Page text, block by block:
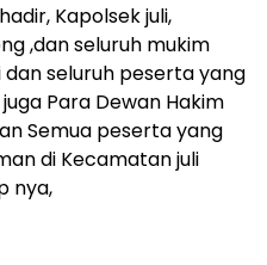
Kapolsek juli,
,dan seluruh mukim
seluruh peserta yang
Para Dewan Hakim
Semua peserta yang
di Kecamatan juli
nya,